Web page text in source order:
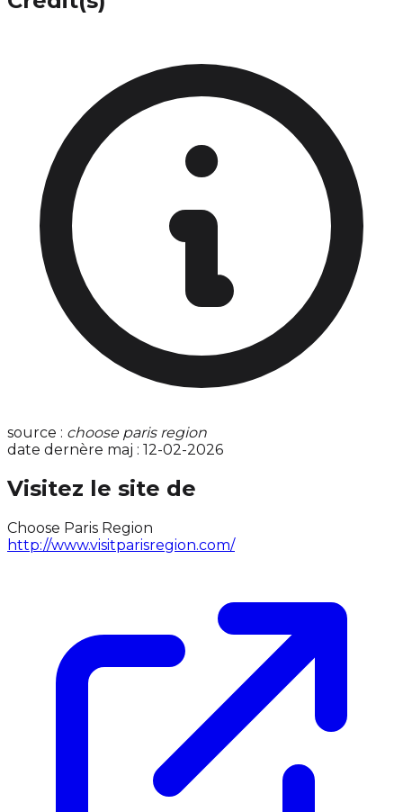
source : choose paris region
date dernère maj : 12-02-2026
Visitez le site de
Choose Paris Region
http://www.visitparisregion.com/